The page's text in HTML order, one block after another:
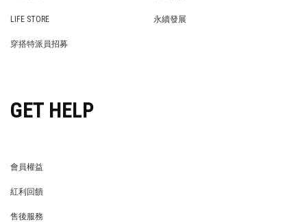
LIFE STORE
永續發展
穿搭特派員招募
GET HELP
會員權益
紅利回饋
售後服務